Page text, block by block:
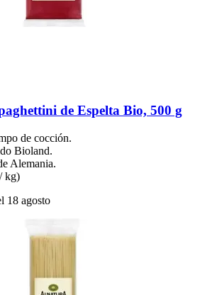
de Espelta Bio, 500 g
de cocción.
Bioland.
Alemania.
kg)
18 agosto